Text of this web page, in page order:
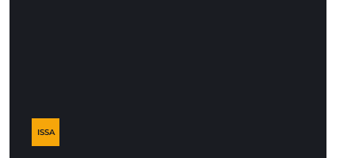
ISSA